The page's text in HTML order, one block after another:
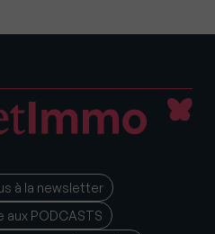
à la newsletter
aux PODCASTS